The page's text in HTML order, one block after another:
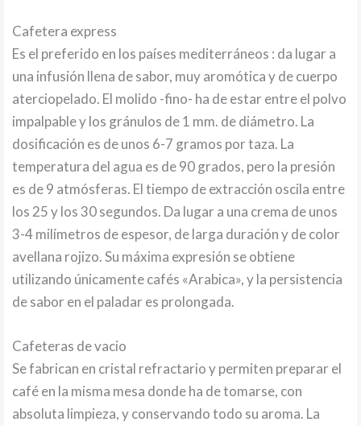
Cafetera express
Es el preferido en los países mediterráneos : da lugar a
una infusión llena de sabor, muy aromótica y de cuerpo
aterciopelado. El molido -fino- ha de estar entre el polvo
impalpable y los gránulos de 1 mm. de diámetro. La
dosificación es de unos 6-7 gramos por taza. La
temperatura del agua es de 90 grados, pero la presión
es de 9 atmósferas. El tiempo de extracción oscila entre
los 25 y los 30 segundos. Da lugar a una crema de unos
3-4 milímetros de espesor, de larga duración y de color
avellana rojizo. Su máxima expresión se obtiene
utilizando únicamente cafés «Arabica», y la persistencia
de sabor en el paladar es prolongada.
Cafeteras de vacio
Se fabrican en cristal refractario y permiten preparar el
café en la misma mesa donde ha de tomarse, con
absoluta limpieza, y conservando todo su aroma. La